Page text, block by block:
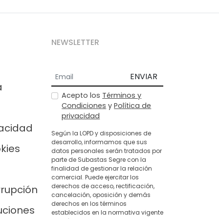
NEWSLETTER
ENVIAR
Acepto los Términos y
Condiciones yPolítica de
privacidad
Según la LOPD y disposiciones de
desarrollo, informamos que sus
datos personales serán tratados por
parte de Subastas Segre con la
finalidad de gestionar la relación
comercial. Puede ejercitar los
derechos de acceso, rectificación,
cancelación, oposición y demás
derechos en los términos
establecidos en la normativa vigente